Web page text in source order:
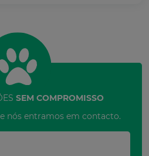
SEM COMPROMISSO
nós entramos em contacto.